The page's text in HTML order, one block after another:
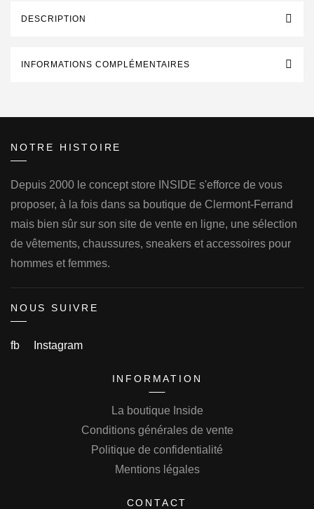
DESCRIPTION
INFORMATIONS COMPLÉMENTAIRES
NOTRE HISTOIRE
Depuis 2000 le concept store INSIDE s'efforce de vous
proposer, à la fois dans sa boutique de Clermont-Ferrand
mais bien sûr sur son site de vente en ligne, une sélection
de vêtements, chaussures, sneakers et accessoires pour
hommes et femmes.
NOUS SUIVRE
fb Instagram
INFORMATION
La boutique Inside
Conditions générales de vente
Politique de confidentialité
Mentions légales
CONTACT